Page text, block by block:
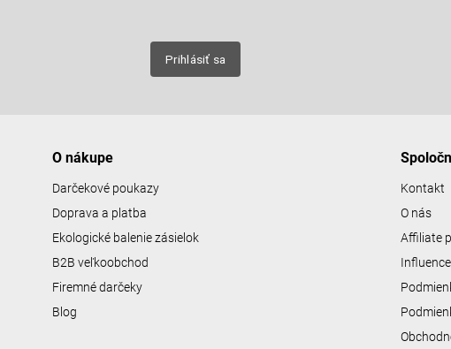
Prihlásiť sa
O nákupe
Darčekové poukazy
Doprava a platba
Ekologické balenie zásielok
B2B veľkoobchod
Firemné darčeky
Blog
Kontakt
O nás
Affiliate